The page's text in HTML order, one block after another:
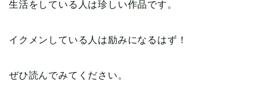
生活をしている人は珍しい作品です。
イクメンしている人は励みになるはず！
ぜひ読んでみてください。